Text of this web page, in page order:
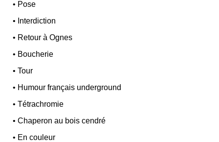
• Pose
• Interdiction
• Retour à Ognes
• Boucherie
•Tour
• Humour français underground
•Tétrachromie
•Chaperon au bois cendré
• En couleur